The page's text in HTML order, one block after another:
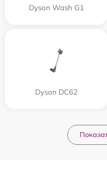
Dyson Wash G1
Dyson DC62